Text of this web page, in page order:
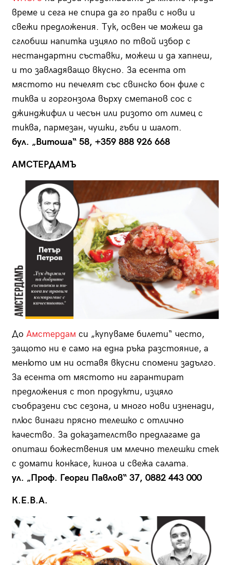
време и сега не спира да го прави с нови и
свежи предложения. Тук, освен че можеш да
сглобиш напитка изцяло по твой избор с
нестандартни съставки, можеш и да хапнеш,
и то завладяващо вкусно. За есента от
мястото ни печелят със свинско бон филе с
тиква и горгонзола върху сметанов сос с
джинджифил и чесън или ризото от лимец с
тиква, пармезан, чушки, гъби и шалот.
бул. „Витоша“ 58, +359 888 926 668
АМСТЕРДАМЪ
До Амстердам си „купуваме билети“ често,
защото ни е само на една ръка разстояние, а
менюто им ни оставя вкусни спомени задълго.
За есента от мястото ни гарантират
предложения с топ продукти, изцяло
съобразени със сезона, и много нови изненади,
плюс винаги прясно телешко с отлично
качество. За доказателство предлагаме да
опиташ божествения им млечно телешки стек
с домати конкасе, киноа и свежа салата.
ул. „Проф. Георги Павлов“ 37, 0882 443 000
К.Е.В.А.